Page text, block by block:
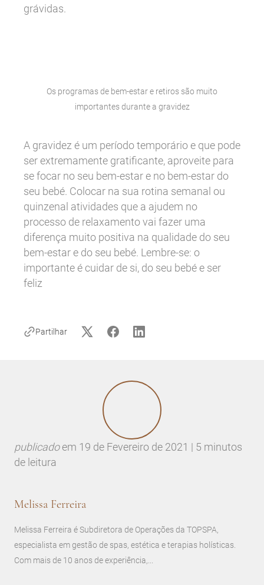
Partilhar
grávidas.
Os programas de bem-estar e retiros são muito
importantes durante a gravidez
A gravidez é um período temporário e que pode
ser extremamente gratificante, aproveite para
se focar no seu bem-estar e no bem-estar do
seu bebé. Colocar na sua rotina semanal ou
quinzenal atividades que a ajudem no
processo de relaxamento vai fazer uma
diferença muito positiva na qualidade do seu
bem-estar e do seu bebé. Lembre-se: o
importante é cuidar de si, do seu bebé e ser
feliz
publicadoem 19 de Fevereiro de 2021 | 5 minutos
de leitura
Melissa Ferreira
Melissa Ferreira é Subdiretora de Operações da TOPSPA,
especialista em gestão de spas, estética e terapias holísticas.
Com mais de 10 anos de experiência,...